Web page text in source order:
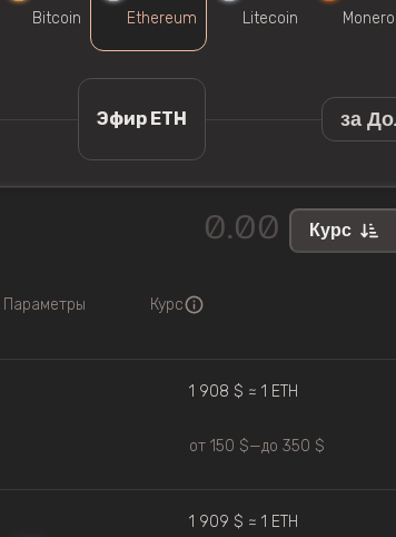
Bitcoin Ethereum Litecoin Monero
Эфир ETH за
Курс
Параметры Курс
1 908 $ ≈ 1 ETH
от 150 $—до 350 $
1 909 $ ≈ 1 ETH